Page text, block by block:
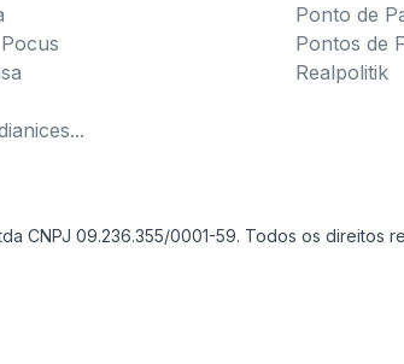
Ponto de
Pontos de
Realpolitik
CNPJ 09.236.355/0001-59. Todos os direitos